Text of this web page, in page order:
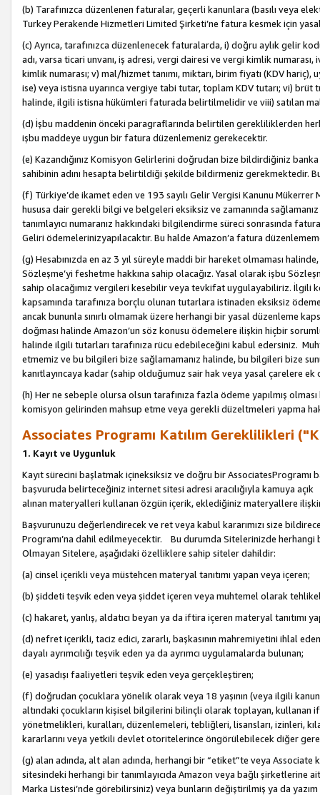
(b) Tarafınızca düzenlenen faturalar, geçerli kanunlara (basılı veya
Turkey Perakende Hizmetleri Limited Şirketi’ne fatura kesmek için
(c) Ayrıca, tarafınızca düzenlenecek faturalarda, i) doğru aylık gelir
adı, varsa ticari unvanı, iş adresi, vergi dairesi ve vergi kimlik
kimlik numarası; v) mal/hizmet tanımı, miktarı, birim fiyatı (KDV
ise) veya istisna uyarınca vergiye tabi tutar, toplam KDV tutarı; vi) brüt
halinde, ilgili istisna hükümleri faturada belirtilmelidir ve viii) satılan
(d) İşbu maddenin önceki paragraflarında belirtilen gerekliliklerden
işbu maddeye uygun bir fatura düzenlemeniz gerekecektir.
(e) Kazandığınız Komisyon Gelirlerini doğrudan bize bildirdiğiniz banka
sahibinin adını hesapta belirtildiği şekilde bildirmeniz gerekmektedir.
(f) Türkiye’de ikamet eden ve 193 sayılı Gelir Vergisi Kanunu
hususa dair gerekli bilgi ve belgeleri eksiksiz ve zamanında
tanımlayıcı numaranız hakkındaki bilgilendirme süreci sonrasında
Geliri ödemelerinizyapılacaktır. Bu halde Amazon’a fatura
(g) Hesabınızda en az 3 yıl süreyle maddi bir hareket olmaması
Sözleşme’yi feshetme hakkına sahip olacağız. Yasal olarak işbu
sahip olacağımız vergileri kesebilir veya tevkifat uygulayabiliriz. İlgili
kapsamında tarafınıza borçlu olunan tutarlara istinaden eksiksiz
ancak bununla sınırlı olmamak üzere herhangi bir yasal düzenleme
doğması halinde Amazon’un söz konusu ödemelere ilişkin hiçbir
halinde ilgili tutarları tarafınıza rücu edebileceğini kabul edersiniz.
etmemiz ve bu bilgileri bize sağlamamanız halinde, bu bilgileri bize
kanıtlayıncaya kadar (sahip olduğumuz sair hak veya yasal çarelere
(h) Her ne sebeple olursa olsun tarafınıza fazla ödeme yapılmış
komisyon gelirinden mahsup etme veya gerekli düzeltmeleri yapma
Associates Programı Katılım Gereklilikleri
1. Kayıt ve Uygunluk
Kayıt sürecini başlatmak içineksiksiz ve doğru bir AssociatesProgramı
başvuruda belirteceğiniz internet sitesi adresi aracılığıyla kamuya
alınan materyalleri kullanan özgün içerik, eklediğiniz materyallere
Başvurunuzu değerlendirecek ve ret veya kabul kararımızı size
Programı’na dahil edilmeyecektir. Bu durumda Sitelerinizde herhangi
Olmayan Sitelere, aşağıdaki özelliklere sahip siteler dahildir:
(a) cinsel içerikli veya müstehcen materyal tanıtımı yapan veya içeren;
(b) şiddeti teşvik eden veya şiddet içeren veya muhtemel olarak
(c) hakaret, yanlış, aldatıcı beyan ya da iftira içeren materyal tanıtımı
(d) nefret içerikli, taciz edici, zararlı, başkasının mahremiyetini ihlal
dayalı ayrımcılığı teşvik eden ya da ayrımcı uygulamalarda bulunan;
(e) yasadışı faaliyetleri teşvik eden veya gerçekleştiren;
(f) doğrudan çocuklara yönelik olarak veya 18 yaşının (veya ilgili
altındaki çocukların kişisel bilgilerini bilinçli olarak toplayan, kullanan
yönetmelikleri, kuralları, düzenlemeleri, tebliğleri, lisansları, izinleri,
kararlarını veya yetkili devlet otoritelerince öngörülebilecek diğer
(g) alan adında, alt alan adında, herhangi bir “etiket”te veya
sitesindeki herhangi bir tanımlayıcıda Amazon veya bağlı şirketlerine
Marka Listesi’nde görebilirsiniz) veya bunların değiştirilmiş ya da